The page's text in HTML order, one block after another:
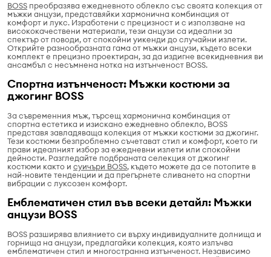
BOSS преобразява ежедневното облекло със своята колекция от
мъжки анцузи, представяйки хармонична комбинация от
комфорт и лукс. Изработени с прецизност и с използване на
висококачествени материали, тези анцузи са идеални за
спектър от поводи, от спокойни уикенди до случайни излети.
Открийте разнообразната гама от мъжки анцузи, където всеки
комплект е прецизно проектиран, за да издигне всекидневния ви
ансамбъл с несъмнена нотка на изтънченост BOSS.
Спортна изтънченост: Мъжки костюми за
джогинг BOSS
За съвременния мъж, търсещ хармонична комбинация от
спортна естетика и изискано ежедневно облекло, BOSS
представя завладяваща колекция от мъжки костюми за джогинг.
Тези костюми безпроблемно съчетават стил и комфорт, което ги
прави идеалният избор за ежедневни излети или спокойни
дейности. Разгледайте подбраната селекция от джогинг
костюми както и суичъри BOSS, където можете да се потопите в
най-новите тенденции и да прегърнете сливането на спортни
вибрации с луксозен комфорт.
Емблематичен стил във всеки детайл: Мъжки
анцузи BOSS
BOSS разширява влиянието си върху индивидуалните долнища и
горнища на анцузи, предлагайки колекция, която излъчва
емблематичен стил и многостранна изтънченост. Независимо